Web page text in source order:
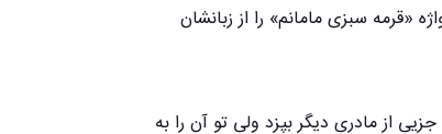
«قرمه سبزی مامانم» را از زبانشان
از مادری دیگر بپزد ولی تو آن را به